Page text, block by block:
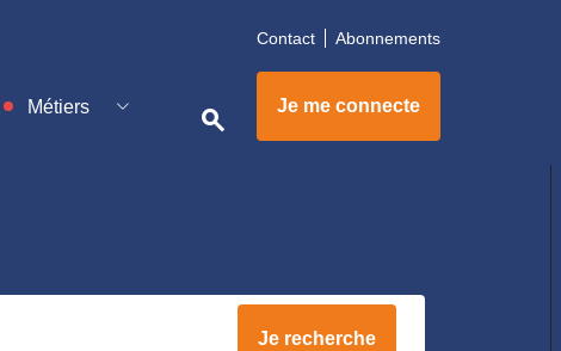
Contact Abonnements
Métiers search Je me connecte
Je recherche